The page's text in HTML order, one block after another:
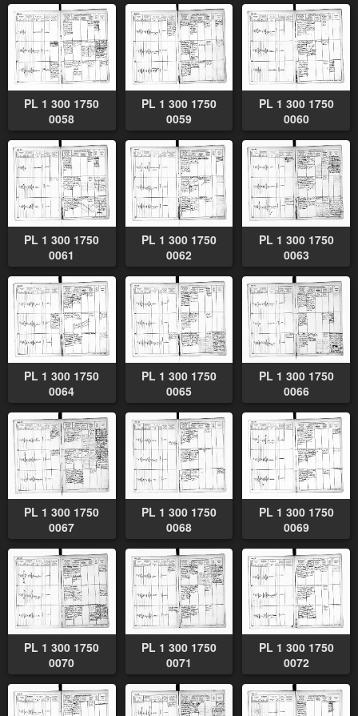
PL 1 300 1750
0058
PL 1 300 1750
0059
PL 1 300 1750
0060
PL 1 300 1750
0061
PL 1 300 1750
0062
PL 1 300 1750
0063
PL 1 300 1750
0064
PL 1 300 1750
0065
PL 1 300 1750
0066
PL 1 300 1750
0067
PL 1 300 1750
0068
PL 1 300 1750
0069
PL 1 300 1750
0070
PL 1 300 1750
0071
PL 1 300 1750
0072